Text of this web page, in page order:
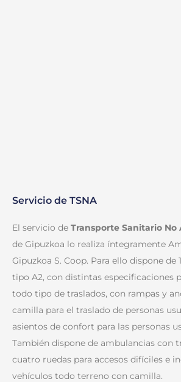
Servicio de TSNA
El servicio de Transporte Sanitario No
de Gipuzkoa lo realiza íntegramente
Gipuzkoa S. Coop. Para ello dispone de
tipo A2, con distintas especificaciones
todo tipo de traslados, con rampas y
camilla para el traslado de personas
asientos de confort para las personas
También dispone de ambulancias con
cuatro ruedas para accesos difíciles e
vehículos todo terreno con camilla.